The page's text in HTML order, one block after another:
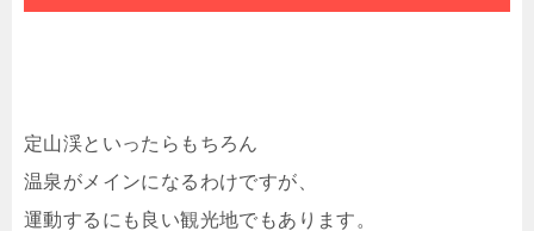
定山渓といったらもちろん
温泉がメインになるわけですが、
運動するにも良い観光地でもあります。